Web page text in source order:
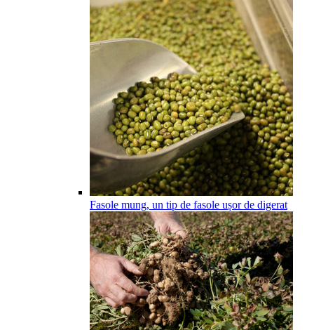
Fasole mung, un tip de fasole ușor de digerat